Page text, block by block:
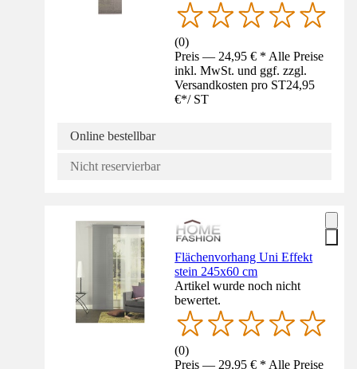
(0)
Preis — 24,95 € * Alle Preise
inkl. MwSt. und ggf. zzgl.
Versandkosten pro ST24,95
€*/ ST
Online bestellbar
Nicht reservierbar
Flächenvorhang Uni Effekt
stein 245x60 cm
Artikel wurde noch nicht
bewertet.
(0)
Preis — 29,95 € * Alle Preise